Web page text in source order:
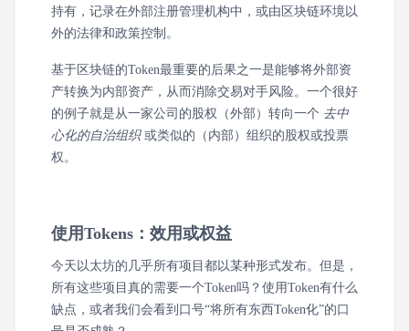
持有，记录在外部注册管理机构中，或由区块链环境以
外的法律和政策控制。
基于区块链的Token最重要的后果之一是能够将外部资
产转换为内部资产，从而消除交易对手风险。一个很好
的例子就是从一家公司的股权（外部）转向一个 去中
心化的自治组织或类似的（内部）组织的股权或投票
权。
使用Tokens：效用或权益
今天以太坊的几乎所有项目都以某种形式发布。但是，
所有这些项目真的需要一个Token吗？使用Token有什么
缺点，或者我们会看到口号“将所有东西Token化”的口